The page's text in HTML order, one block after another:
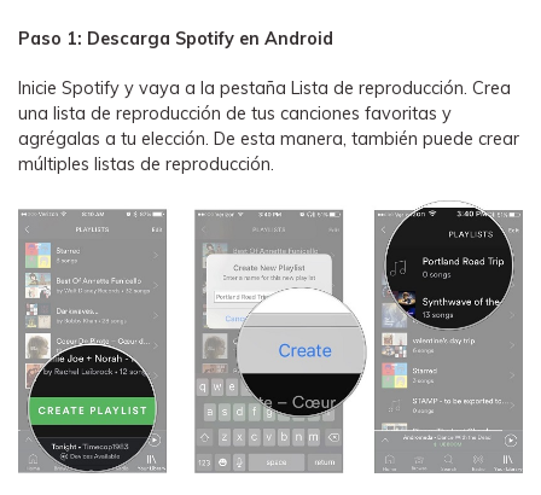
Paso 1: Descarga Spotify en Android
Inicie Spotify y vaya a la pestaña Lista de reproducción. Crea
una lista de reproducción de tus canciones favoritas y
agrégalas a tu elección. De esta manera, también puede crear
múltiples listas de reproducción.